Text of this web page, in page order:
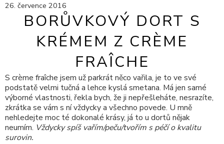
26. července 2016
BORŮVKOVÝ DORT S
KRÉMEM Z CRÈME
FRAÎCHE
S crème fraîche jsem už parkrát něco vařila, je to ve své
podstatě velmi tučná a lehce kyslá smetana. Má jen samé
výborné vlastnosti, řekla bych, že ji nepřešleháte, nesrazíte,
zkrátka se vám s ní vždycky a všechno povede. U mně
nehledejte moc té dokonalé krásy, já to u dortů nějak
neumím. Vždycky spíš vařím/peču/tvořím s péčí o kvalitu
surovin.